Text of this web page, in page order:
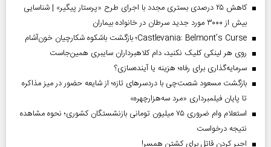
کاهش ۲۵ درصدی بستری مجدد با اجرای طرح «پرستار پیگیر» | شناسایی
بیش از ۳۰۰۰ مورد جدید سرطان در خانواده بیماران
Castlevania: Belmont’s Curse؛ بازگشت باشکوه شکارچیان خون‌آشام
روی هر لینکی کلیک نکنید، دام کلاهبرداران سایبری همین‌جاست
سرمایه‌گذاری برای رفاه؛ هزینه یا آینده‌سازی؟
بازگشت مسعود شصت‌چی با دردسر‌های تازه؛ از شایعه حضور در میز مذاکره
تا پایان فیلمبرداری «مرد سه‌هزارچهره»
استعلام وام ضروری ۷۵ میلیون تومانی بازنشستگان کشوری؛ نحوه مشاهده
نتیجه درخواست
اجیر کردن قاتل برای کشتن همسر!